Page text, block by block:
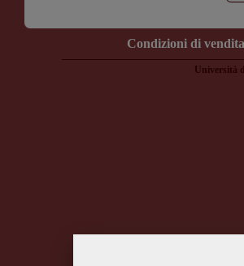
Condizioni di vendita
Università